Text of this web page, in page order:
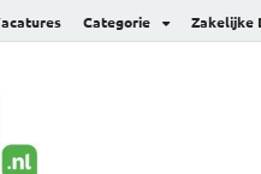
Categorie Zakelijke